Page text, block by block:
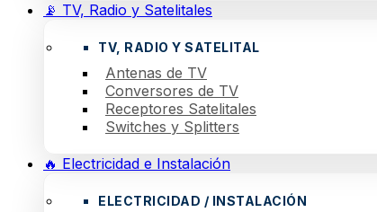
📡 TV, Radio y Satelitales
TV, RADIO Y SATELITAL
Antenas de TV
Conversores de TV
Receptores Satelitales
Switches y Splitters
🔥 Electricidad e Instalación
ELECTRICIDAD / INSTALACIÓN